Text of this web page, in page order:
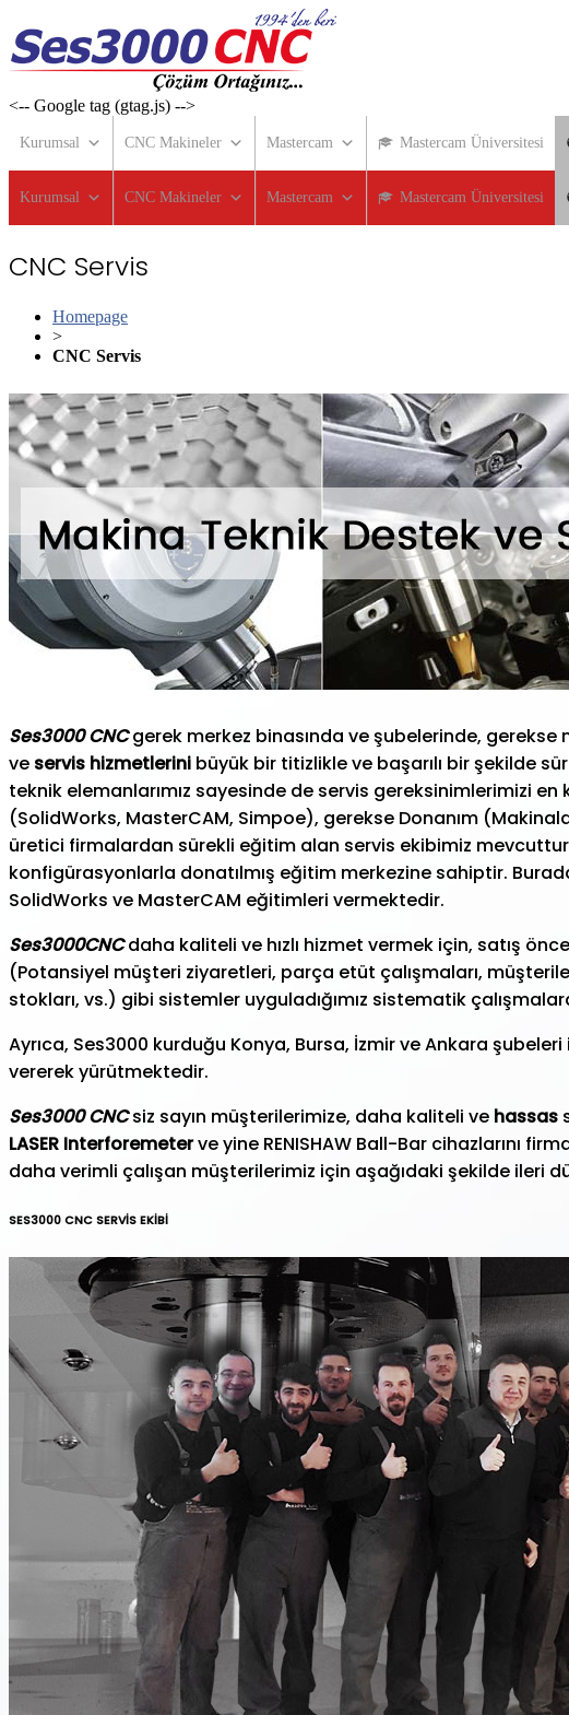
to
content
<-- Google tag (gtag.js) -->
Kurumsal CNC Makineler Mastercam Mastercam Üniversitesi
Kurumsal CNC Makineler Mastercam Mastercam Üniversitesi
CNC Servis
Homepage
>
CNC Servis
Ses3000 CNCgerek merkez binasında ve şubelerinde,
ve servis hizmetlerini büyük bir titizlikle ve başarılı bir şekilde
teknik elemanlarımız sayesinde de servis gereksinimlerimizi en
(SolidWorks, MasterCAM, Simpoe), gerekse Donanım
üretici firmalardan sürekli eğitim alan servis ekibimiz
konfigürasyonlarla donatılmış eğitim merkezine sahiptir.
SolidWorks ve MasterCAM eğitimleri vermektedir.
Ses3000CNCdaha kaliteli ve hızlı hizmet vermek için, satış
(Potansiyel müşteri ziyaretleri, parça etüt çalışmaları,
stokları, vs.) gibi sistemler uyguladığımız sistematik
Ayrıca, Ses3000 kurduğu Konya, Bursa, İzmir ve Ankara
vererek yürütmektedir.
Ses3000 CNCsiz sayın müşterilerimize, daha kaliteli ve hassas
LASER Interforemeterve yine RENISHAW Ball-Bar cihazlarını
daha verimli çalışan müşterilerimiz için aşağıdaki şekilde ileri
SES3000 CNC SERVİS EKİBİ